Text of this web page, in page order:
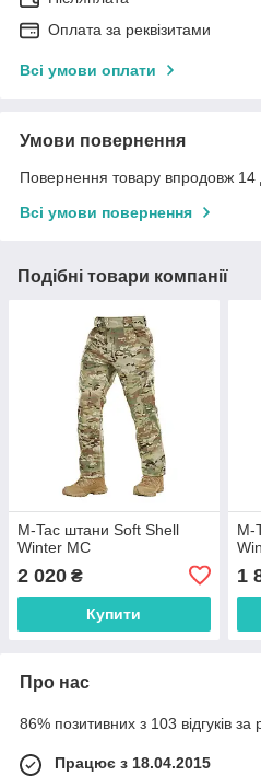
Оплата за реквізитами
Всі умови оплати
Умови повернення
Повернення товару впродовж 14
Всі умови повернення
Подібні товари компанії
M-Tac штани Soft Shell
Winter MC
2 020 ₴
Купити
M-
1
Про нас
86% позитивних з 103 відгуків за
Працює з 18.04.2015